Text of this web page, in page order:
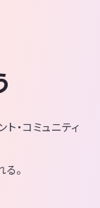
・コミュニティ
。